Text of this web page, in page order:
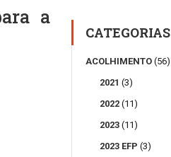
a
CATEGORIAS
ACOLHIMENTO (56)
2021 (3)
2022 (11)
2023 (11)
2023 EFP (3)